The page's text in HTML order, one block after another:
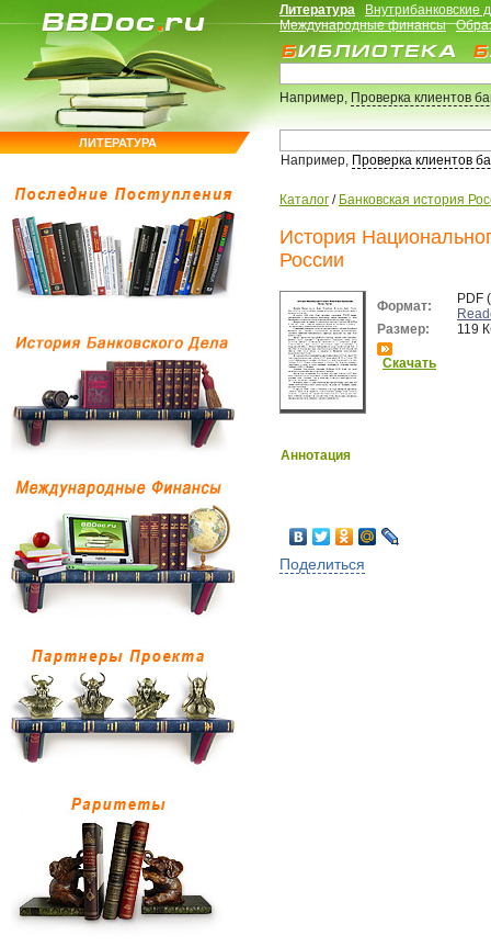
ЛИТЕРАТУРА
Литература
Внутрибанковские
Международные финансы
Например,Проверка клиентов
Например, Проверка клиентов
Каталог / Банковская история
История
России
Формат:
PDF
Размер:
119
Скачать
Аннотация
Поделиться